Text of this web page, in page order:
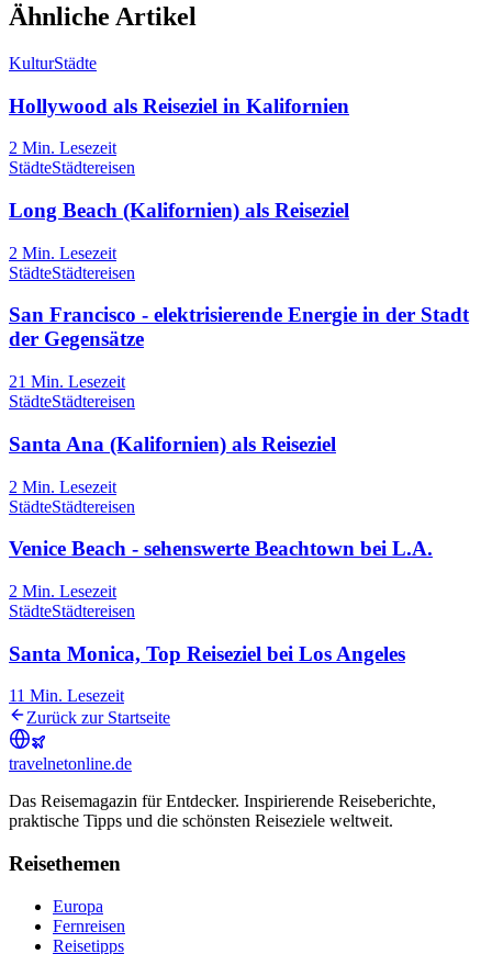
Ähnliche Artikel
KulturStädte
Hollywood als Reiseziel in Kalifornien
2 Min. Lesezeit
StädteStädtereisen
Long Beach (Kalifornien) als Reiseziel
2 Min. Lesezeit
StädteStädtereisen
San Francisco - elektrisierende Energie in der Stadt
der Gegensätze
21 Min. Lesezeit
StädteStädtereisen
Santa Ana (Kalifornien) als Reiseziel
2 Min. Lesezeit
StädteStädtereisen
Venice Beach - sehenswerte Beachtown bei L.A.
2 Min. Lesezeit
StädteStädtereisen
Santa Monica, Top Reiseziel bei Los Angeles
11 Min. Lesezeit
Zurück zur Startseite
travelnetonline.de
Das Reisemagazin für Entdecker. Inspirierende Reiseberichte,
praktische Tipps und die schönsten Reiseziele weltweit.
Reisethemen
Europa
Fernreisen
Reisetipps